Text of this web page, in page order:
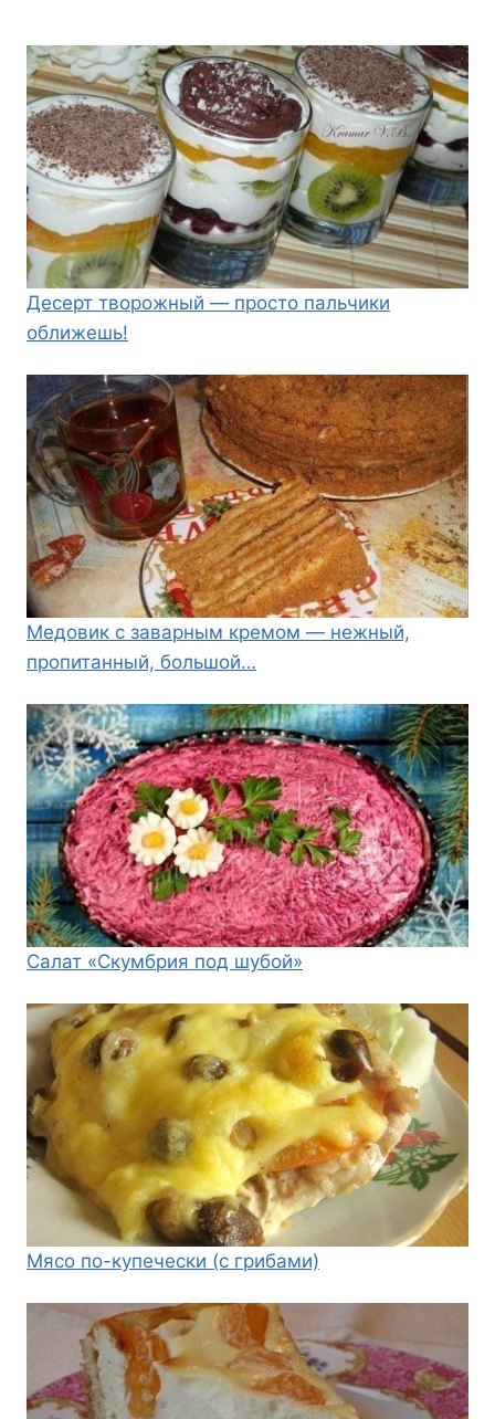
Десерт творожный — просто пальчики
оближешь!
Медовик с заварным кремом — нежный,
пропитанный, большой…
Салат «Скумбрия под шубой»
Мясо по-купечески (с грибами)